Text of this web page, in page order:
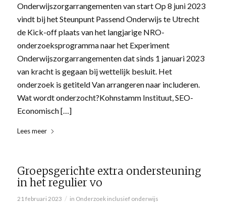
Onderwijszorgarrangementen van start Op 8 juni 2023
vindt bij het Steunpunt Passend Onderwijs te Utrecht
de Kick-off plaats van het langjarige NRO-
onderzoeksprogramma naar het Experiment
Onderwijszorgarrangementen dat sinds 1 januari 2023
van kracht is gegaan bij wettelijk besluit. Het
onderzoek is getiteld Van arrangeren naar includeren.
Wat wordt onderzocht?Kohnstamm Instituut, SEO-
Economisch […]
Lees meer
Groepsgerichte extra ondersteuning
in het regulier vo
21 februari 2023 / in Onderzoek inclusief onderwijs